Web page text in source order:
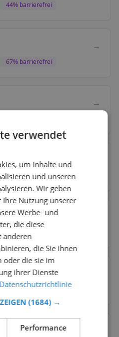
44% barrierefrei
→
67% barrierefrei
→
60% barrierefrei
% barrierefrei
63% barrierefrei
verwendet
um Inhalte und
und unseren
Wir geben
Nutzung unserer
Werbe- und
die diese
anderen
die Sie ihnen
oder die sie im
ihrer Dienste
Datenschutzrichtlinie
(1684) →
Performance